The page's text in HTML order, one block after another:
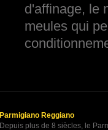
d'affinage, le
meules qui
Parmigiano Reggiano
Depuis plus de 8 siècles, le